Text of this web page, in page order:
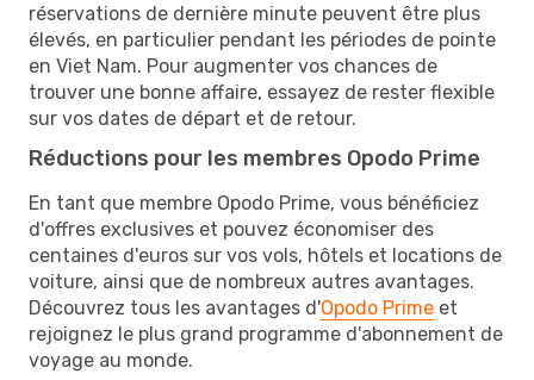
réservations de dernière minute peuvent être plus
élevés, en particulier pendant les périodes de pointe
en Viet Nam. Pour augmenter vos chances de
trouver une bonne affaire, essayez de rester flexible
sur vos dates de départ et de retour.
Réductions pour les membres Opodo Prime
En tant que membre Opodo Prime, vous bénéficiez
d'offres exclusives et pouvez économiser des
centaines d'euros sur vos vols, hôtels et locations de
voiture, ainsi que de nombreux autres avantages.
Découvrez tous les avantages d'Opodo Prime et
rejoignez le plus grand programme d'abonnement de
voyage au monde.